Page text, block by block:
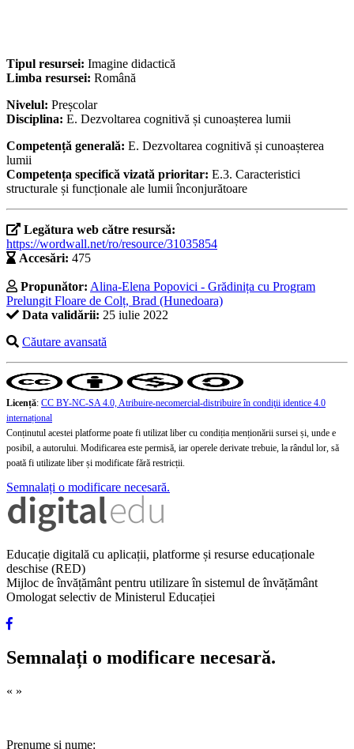
Tipul resursei: Imagine didactică
Limba resursei: Română
Nivelul: Preșcolar
Disciplina: E. Dezvoltarea cognitivă și cunoașterea lumii
Competență generală: E. Dezvoltarea cognitivă și cunoașterea
lumii
Competența specifică vizată prioritar: E.3. Caracteristici
structurale și funcționale ale lumii înconjurătoare
Legătura web către resursă:
https://wordwall.net/ro/resource/31035854
Accesări: 475
Propunător: Alina-Elena Popovici - Grădinița cu Program
Prelungit Floare de Colț, Brad (Hunedoara)
Data validării: 25 iulie 2022
Căutare avansată
Licență: CC BY-NC-SA 4.0, Atribuire-necomercial-distribuire în condiţii identice 4.0
internațional
Conținutul acestei platforme poate fi utilizat liber cu condiția menționării sursei și, unde e
posibil, a autorului. Modificarea este permisă, iar operele derivate trebuie, la rândul lor, să
poată fi utilizate liber și modificate fără restricții.
Semnalați o modificare necesară.
Educație digitală cu aplicații, platforme și resurse educaționale
deschise (RED)
Mijloc de învățământ pentru utilizare în sistemul de învățământ
Omologat selectiv de Ministerul Educației
Semnalați o modificare necesară.
« »
Prenume și nume: